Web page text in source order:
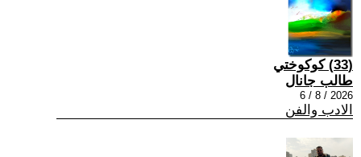
(33) كوكوختي
طالب جانال
2026 / 8 / 6
الادب والفن